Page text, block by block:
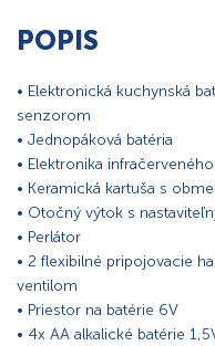
POPIS
• Elektronická kuchynská
senzorom
• Jednopáková batéria
• Elektronika
• Keramická kartuša s
• Otočný výtok s
• Perlátor
• 2 flexibilné pripojovacie
ventilom
• Priestor na batérie 6V
• 4x AA alkalické batérie